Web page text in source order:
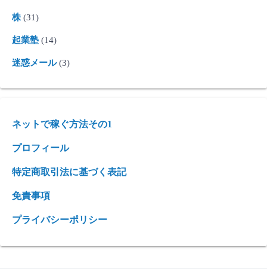
株 (31)
起業塾 (14)
迷惑メール(3)
ネットで稼ぐ方法その1
プロフィール
特定商取引法に基づく表記
免責事項
プライバシーポリシー